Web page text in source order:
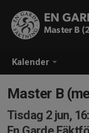
Kalender
EN
Master B
Master B
Tisdag 2 jun,